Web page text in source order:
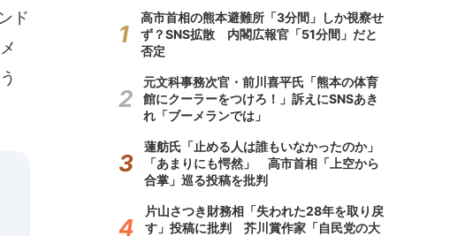
ド
高市首相の熊本避難所「3分間」しか視察せ
ず？SNS拡散 内閣広報官「51分間」だと
否定
元文科事務次官・前川喜平氏「熊本の体育
館にクーラーをつけろ！」訴えにSNSあき
れ「ブーメランでは」
蓮舫氏「止める人は誰もいなかったのか」
「あまりにも愕然」 高市首相「上空から
合掌」巡る投稿を批判
片山さつき財務相「失われた28年を取り戻
す」投稿に批判 芥川賞作家「自民党の大